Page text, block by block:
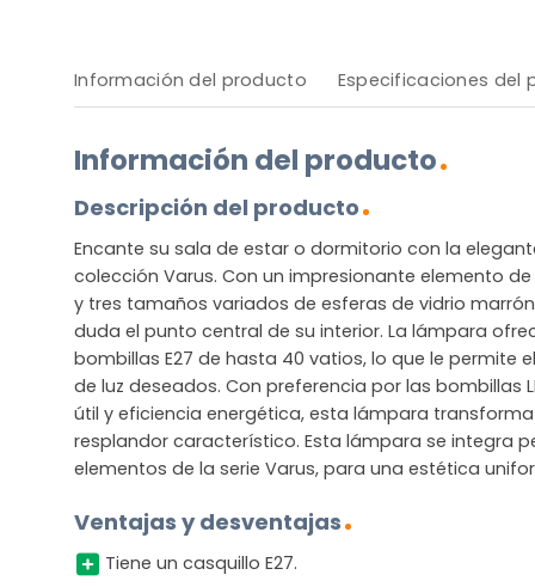
Información del producto Especificaciones del
Información del producto
Descripción del producto
Encante su sala de estar o dormitorio con la
colección Varus. Con un impresionante elemento
y tres tamaños variados de esferas de vidrio
duda el punto central de su interior. La lámpara
bombillas E27 de hasta 40 vatios, lo que le permite
de luz deseados. Con preferencia por las bombillas
útil y eficiencia energética, esta lámpara
resplandor característico. Esta lámpara se integra
elementos de la serie Varus, para una estética
Ventajas y desventajas
Tiene un casquillo E27.